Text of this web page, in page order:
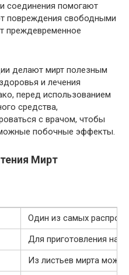
соединения помогают
повреждения свободными
преждевременное
делают мирт полезным
и лечения
перед использованием
средства,
с врачом, чтобы
побочные эффекты.
Мирт
Один из самых
Для приготовления
Из листьев мирта